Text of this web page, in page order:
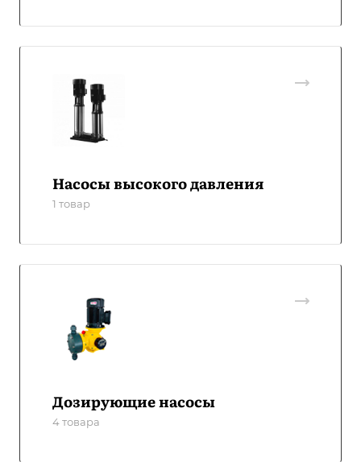
Насосы высокого давления
1 товар
Дозирующие насосы
4 товара